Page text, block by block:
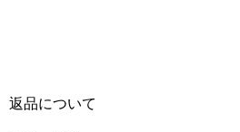
返品について